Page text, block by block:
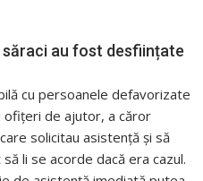
au fost desființate
cu persoanele defavorizate
ofițeri de ajutor, a căror
solicitau asistență și să
li se acorde dacă era cazul.